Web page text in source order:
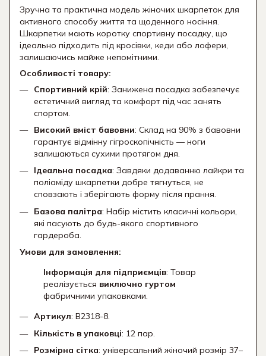
Зручна та практична модель жіночих шкарпеток для
активного способу життя та щоденного носіння.
Шкарпетки мають коротку спортивну посадку, що
ідеально підходить під кросівки, кеди або лофери,
залишаючись майже непомітними.
Особливості товару:
Спортивний крій: Занижена посадка забезпечує
естетичний вигляд та комфорт під час занять
спортом.
Високий вміст бавовни: Склад на 90% з бавовни
гарантує відмінну гігроскопічність — ноги
залишаються сухими протягом дня.
Ідеальна посадка: Завдяки додаванню лайкри та
поліаміду шкарпетки добре тягнуться, не
сповзають і зберігають форму після прання.
Базова палітра: Набір містить класичні кольори,
які пасують до будь-якого спортивного
гардероба.
Умови для замовлення:
Інформація для підприємців: Товар
реалізується виключно гуртом
фабричними упаковками.
Артикул: B2318-8.
Кількість в упаковці: 12 пар.
Розмірна сітка: універсальний жіночий розмір 37–